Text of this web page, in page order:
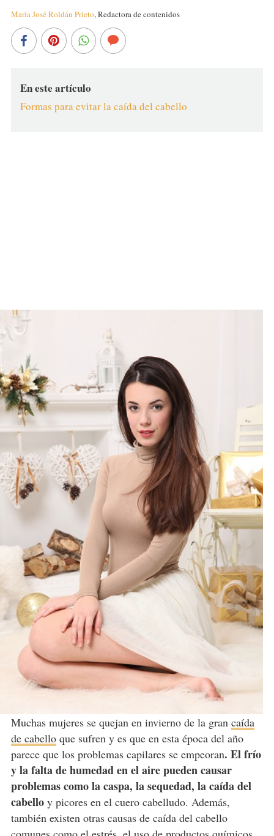
María José Roldán Prieto,Redactora de contenidos
En este artículo
Formas para evitar la caída del cabello
Muchas mujeres se quejan en invierno de la gran caída
de cabelloque sufren y es que en esta época del año
parece que los problemas capilares se empeoran. El frío
y la falta de humedad en el aire pueden causar
problemas como la caspa, la sequedad, la caída del
cabelloy picores en el cuero cabelludo. Además,
también existen otras causas de caída del cabello